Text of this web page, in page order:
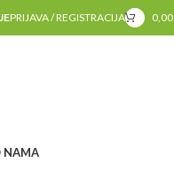
PRIJAVA / REGISTRACIJA 0,00
NAMA